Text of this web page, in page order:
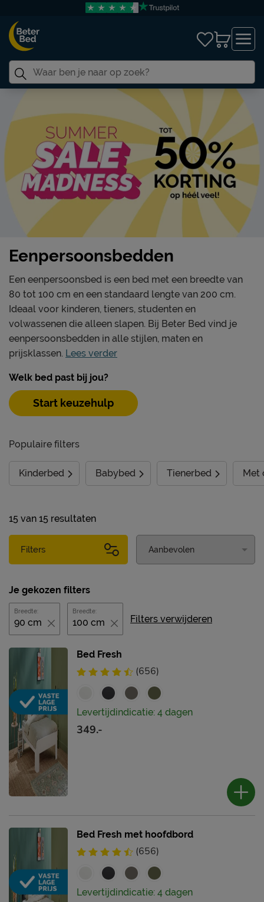
Eenpersoonsbedden
Een eenpersoonsbed is een bed met een breedte van
80 tot 100 cm en een standaard lengte van 200 cm.
Ideaal voor kinderen, tieners, studenten en
volwassenen die alleen slapen. Bij Beter Bed vind je
eenpersoonsbedden in alle stijlen, maten en
prijsklassen. Lees verder
Welk bed past bij jou?
Start keuzehulp
Populaire filters
Kinderbed Babybed Tienerbed Met
15 van 15 resultaten
Filters
Je gekozen filters
Filters verwijderen
Breedte:
90 cm
Breedte:
100 cm
Bed Fresh
(656)
Levertijdindicatie: 4 dagen
349.-
Bed Fresh met hoofdbord
(656)
Levertijdindicatie: 4 dagen